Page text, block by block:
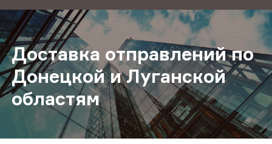
Доставка отправлений по
Донецкой и Луганской
областям